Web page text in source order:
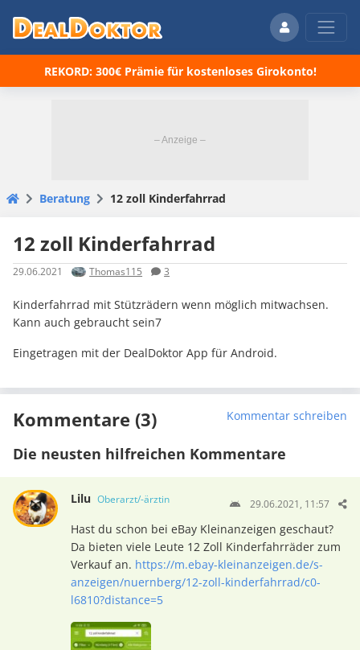
REKORD: 300€ Prämie für kostenloses Girokonto!
Beratung 12 zoll Kinderfahrrad
12 zoll Kinderfahrrad
29.06.2021 Thomas115 3
Kinderfahrrad mit Stützrädern wenn möglich mitwachsen.
Kann auch gebraucht sein7
Eingetragen mit der DealDoktor App für Android.
Kommentare (3) Kommentar schreiben
Die neusten hilfreichen Kommentare
Lilu Oberarzt/-ärztin 29.06.2021, 11:57
Hast du schon bei eBay Kleinanzeigen geschaut?
Da bieten viele Leute 12 Zoll Kinderfahrräder zum
Verkauf an. https://m.ebay-kleinanzeigen.de/s-
anzeigen/nuernberg/12-zoll-kinderfahrrad/c0-
l6810?distance=5